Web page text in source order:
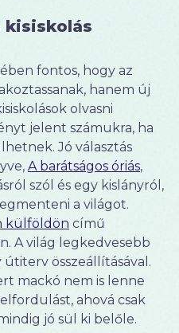
kisiskolás
fontos, hogy az
hanem új
olvasni
jelent számukra, ha
Jó választás
A barátságos óriás,
szól és egy kislányról,
a világot.
külföldön című
A világ legkedvesebb
összeállításával.
mackó nem is lenne
ahová csak
jó sül ki belőle.